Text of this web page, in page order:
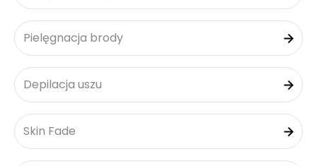
Pielęgnacja brody
Depilacja uszu
Skin Fade